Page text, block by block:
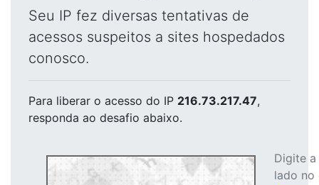
Seu IP fez diversas tentativas de
acessos suspeitos a sites hospedados
conosco.
Para liberar o acesso do IP 216.73.217.47,
responda ao desafio abaixo.
Digite
lado no